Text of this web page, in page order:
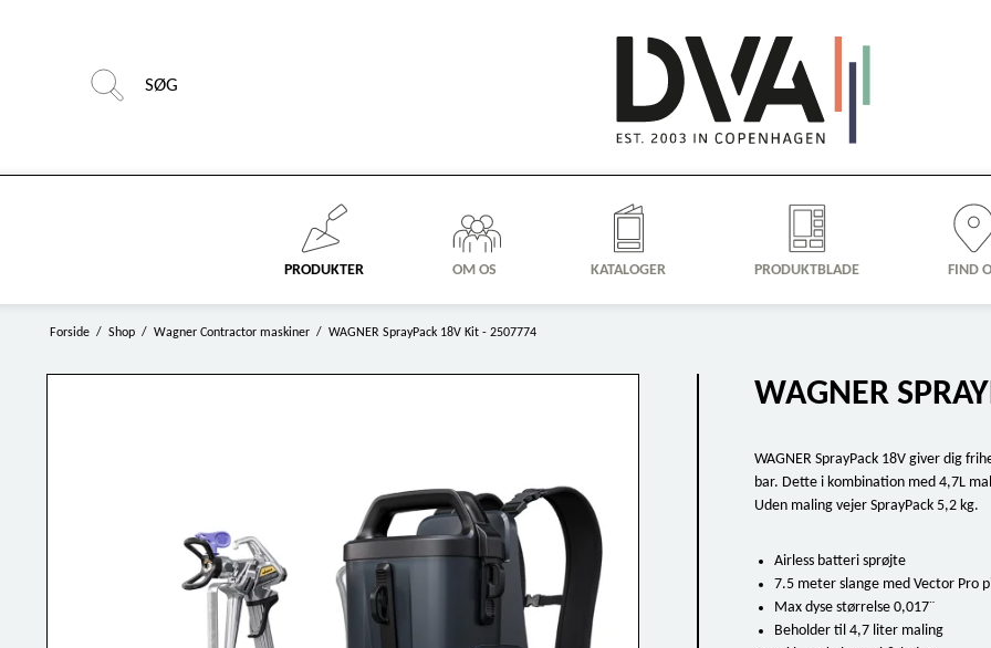
PRODUKTER OM OS KATALOGER PRODUKTBLADE FIND
Forside / Shop / Wagner Contractor maskiner / WAGNER SprayPack 18V Kit - 2507774
WAGNER
WAGNER SprayPack 18V giver dig
bar. Dette i kombination med 4,7L
Uden maling vejer SprayPack 5,2 kg.
Airless batteri sprøjte
7.5 meter slange med Vector Pro
Max dyse størrelse 0,017¨
Beholder til 4,7 liter maling